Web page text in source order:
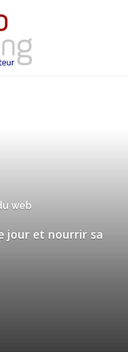
web
jour et nourrir sa